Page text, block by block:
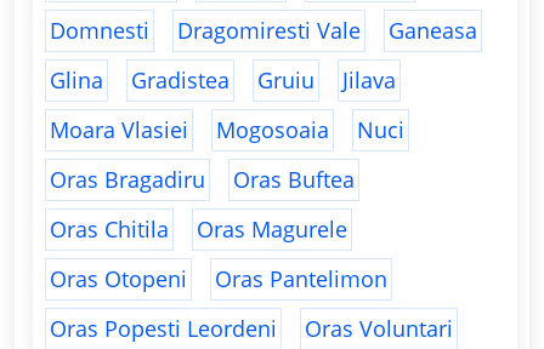
Domnesti
Dragomiresti Vale
Ganeasa
Glina
Gradistea Gruiu
Jilava
Moara Vlasiei
Mogosoaia
Nuci
Oras Bragadiru
Oras Buftea
Oras Chitila
Oras Magurele
Oras Otopeni
Oras Pantelimon
Oras Popesti Leordeni
Oras Voluntari